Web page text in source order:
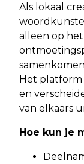
Als lokaal
alleen op
Het platform
en
van elkaars
Hoe kun je